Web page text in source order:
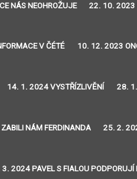
NÁS NEOHROŽUJE 22. 10. 2023
V ČÉTÉ 10. 12. 2023
14. 1. 2024 VYSTŘÍZLIVĚNÍ 28.
NÁM FERDINANDA 25. 2.
2024 PAVEL S FIALOU PODPORUJÍ